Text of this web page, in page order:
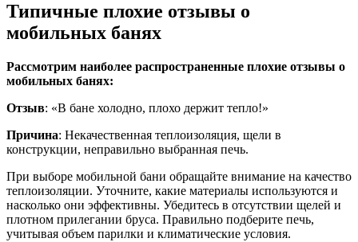
Типичные плохие отзывы о
мобильных банях
Рассмотрим наиболее распространенные плохие отзывы о
мобильных банях:
Отзыв: «В бане холодно, плохо держит тепло!»
Причина: Некачественная теплоизоляция, щели в
конструкции, неправильно выбранная печь.
При выборе мобильной бани обращайте внимание на качество
теплоизоляции. Уточните, какие материалы используются и
насколько они эффективны. Убедитесь в отсутствии щелей и
плотном прилегании бруса. Правильно подберите печь,
учитывая объем парилки и климатические условия.